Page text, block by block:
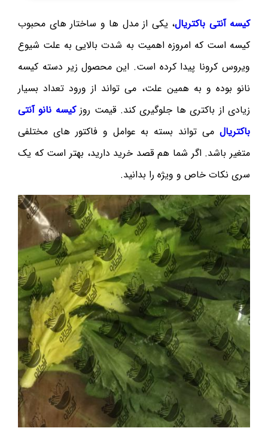
کیسه آنتی باکتریال، یکی از مدل ها و ساختار های محبوب
کیسه است که امروزه اهمیت به شدت بالایی به علت شیوع
ویروس کرونا پیدا کرده است. این محصول زیر دسته کیسه
نانو بوده و به همین علت، می تواند از ورود تعداد بسیار
زیادی از باکتری ها جلوگیری کند. قیمت روزکیسه نانو آنتی
باکتریال می تواند بسته به عوامل و فاکتور های مختلفی
متغیر باشد. اگر شما هم قصد خرید دارید، بهتر است که یک
سری نکات خاص و ویژه را بدانید.